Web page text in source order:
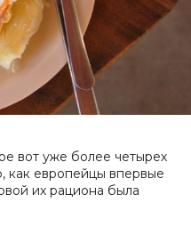
вот уже более четырех
как европейцы впервые
их рациона была